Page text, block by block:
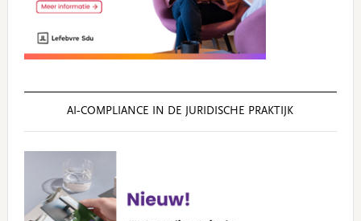
AI‑COMPLIANCE IN DE JURIDISCHE PRAKTIJK